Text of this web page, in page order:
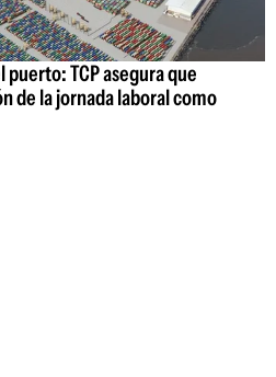
TCP asegura que
de la jornada laboral como